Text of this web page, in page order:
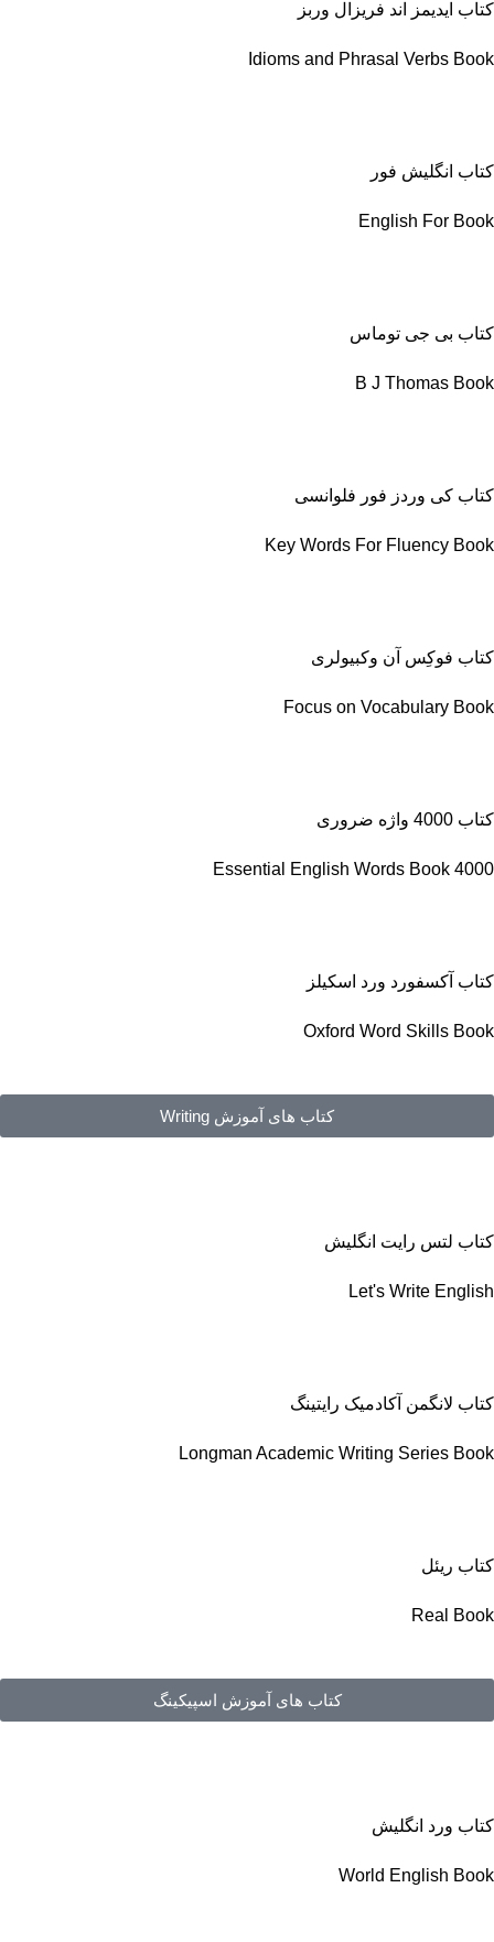
کتاب ایدیمز اند فریزال وربز
Idioms and Phrasal Verbs Book
کتاب انگلیش فور
English For Book
کتاب بی جی توماس
B J Thomas Book
کتاب کی وردز فور فلوانسی
Key Words For Fluency Book
کتاب فوکِس آن وکبیولری
Focus on Vocabulary Book
کتاب 4000 واژه ضروری
4000 Essential English Words Book
کتاب آکسفورد ورد اسکیلز
Oxford Word Skills Book
کتاب های آموزش Writing
کتاب لتس رایت انگلیش
Let's Write English
کتاب لانگمن آکادمیک رایتینگ
Longman Academic Writing Series Book
کتاب ریئل
Real Book
کتاب های آموزش اسپیکینگ
کتاب ورد انگلیش
World English Book